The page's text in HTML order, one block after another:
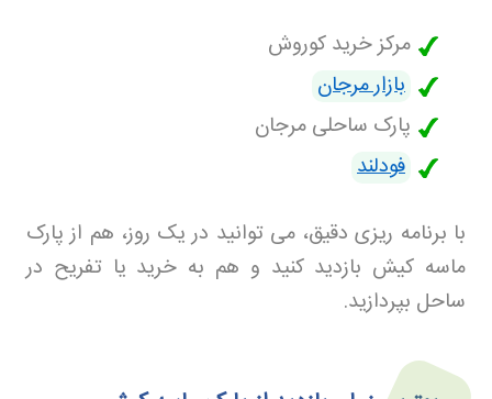
مرکز خرید کوروش
بازار مرجان
پارک ساحلی مرجان
فودلند
با برنامه ریزی دقیق، می توانید در یک روز، هم از پارک
ماسه کیش بازدید کنید و هم به خرید یا تفریح در
ساحل بپردازید.